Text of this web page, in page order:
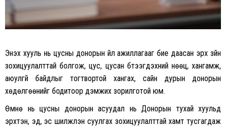
Энэхүү хууль нь цусны донорын үйл ажиллагааг бие даасан эрх зүйн
зохицуулалттай болгож, цус, цусан бүтээгдэхүүний нөөц, хангамж,
аюулгүй байдлыг тогтвортой хангах, сайн дурын донорын
хөдөлгөөнийг бодитоор дэмжих зорилготой юм.
Өмнө нь цусны донорын асуудал нь Донорын тухай хуульд
эрхтэн, эд, эс шилжүүлэн суулгах зохицуулалттай хамт тусгагдаж